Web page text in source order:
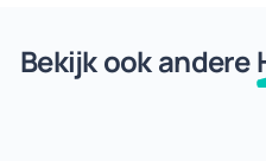
Bekijk ook andere